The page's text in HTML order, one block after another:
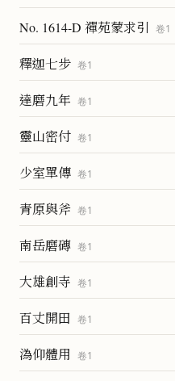
No. 1614-D 禪苑蒙求引 卷1
釋迦七步 卷1
達磨九年 卷1
靈山密付 卷1
少室單傳 卷1
青原與斧 卷1
南岳磨磚 卷1
大雄創寺 卷1
百丈開田 卷1
溈仰體用 卷1